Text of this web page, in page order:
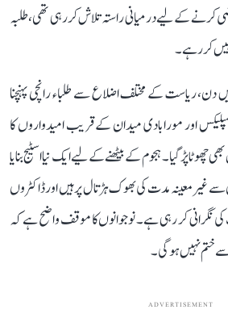
کرنے کے لیے درمیانی راستہ تلاش کر رہی تھی، طلبہ
کر رہے۔
کی صبح، تحریک کے 16ویں دن، ریاست کے مختلف اضلاع سے طلباء رانچی پہنچنا
اور مورابادی میدان کے قریب امیدواروں کا
چھوٹا پڑ گیا۔ ہجوم کے بیٹھنے کے لیے ایک نیا اسٹیج بنایا
سے غیر معینہ مدت کی بھوک ہڑتال پر ہیں اور ڈاکٹروں
نگرانی کر رہی ہے۔ نوجوانوں کا موقف واضح ہے کہ
ختم نہیں ہوگی۔
ADVERTISEMENT